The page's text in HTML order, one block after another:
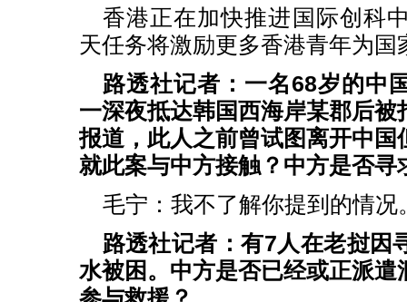
香港正在加快推进国际创科
天任务将激励更多香港青年为
路透社记者：一名68岁的中
一深夜抵达韩国西海岸某郡后被
报道，此人之前曾试图离开中国
就此案与中方接触？中方是否寻
毛宁：我不了解你提到的情况
路透社记者：有7人在老挝因
水被困。中方是否已经或正派遣